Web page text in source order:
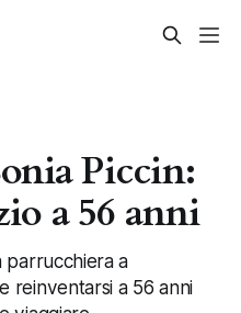
Piccin:
a 56 anni
parrucchiera a
reinventarsi a 56 anni